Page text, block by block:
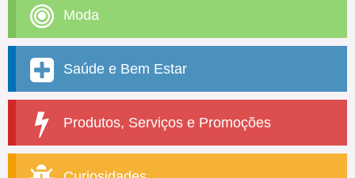
Moda
Saúde e Bem Estar
Produtos, Serviços e Promoções